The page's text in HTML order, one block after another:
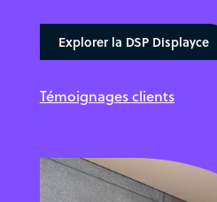
Explorer la DSP Displayce
Témoignages clients